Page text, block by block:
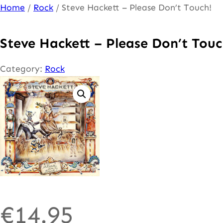
Ga
de
inhoud
Home / Rock / Steve Hackett – Please Don’t Touch!
Steve Hackett – Please Don’t
Category: Rock
€14.95